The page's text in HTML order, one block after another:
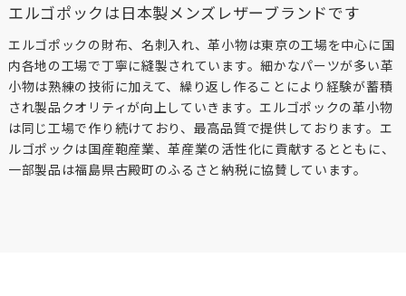
エルゴポックは日本製メンズレザーブランドです
エルゴポックの財布、名刺入れ、革小物は東京の工場を中心に国
内各地の工場で丁寧に縫製されています。細かなパーツが多い革
小物は熟練の技術に加えて、繰り返し作ることにより経験が蓄積
され製品クオリティが向上していきます。エルゴポックの革小物
は同じ工場で作り続けており、最高品質で提供しております。エ
ルゴポックは国産鞄産業、革産業の活性化に貢献するとともに、
一部製品は福島県古殿町のふるさと納税に協賛しています。